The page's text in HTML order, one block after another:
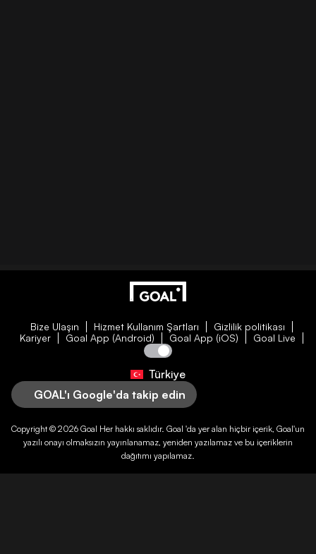
Bize Ulaşın Hizmet Kullanım Şartları
Gizlilik politikası
Kariyer
Goal App (Android) Goal App (iOS) Goal Live
Türkiye
GOAL'ı Google'da takip edin
Copyright © 2026 Goal Her hakkı saklıdır. Goal 'da yer alan hiçbir içerik, Goal'un
yazılı onayı olmaksızın yayınlanamaz, yeniden yazılamaz ve bu içeriklerin
dağıtımı yapılamaz.